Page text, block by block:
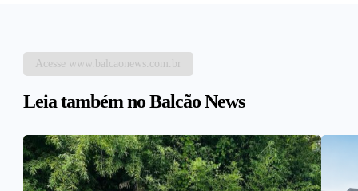
Acesse www.balcaonews.com.br
Leia também no Balcão News